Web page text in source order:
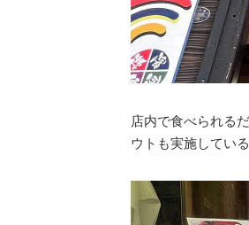
店内で食べられる
ウトも実施してい